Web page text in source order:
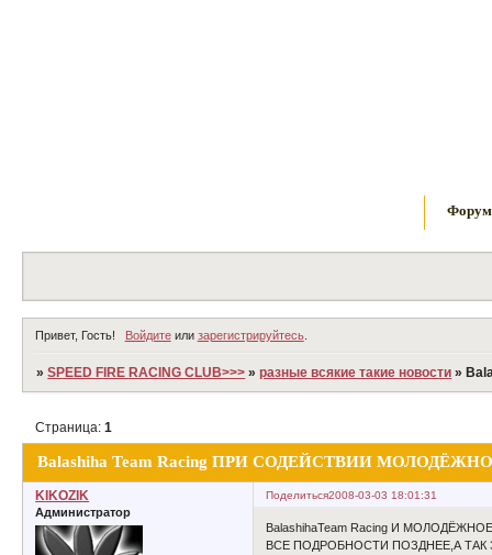
Форум
Привет, Гость! Войдитеили зарегистрируйтесь.
»SPEED FIRE RACING CLUB>>> »разные всякие такие новости »
Balashiha Team Racing ПРИ СОДЕЙСТВИИ
Страница:1
Поделиться2008-03-03 18:01:31
KIKOZIK
Администратор
BalashihaTeam Racing И
ВСЕ ПОДРОБНОСТИ ПОЗДНЕЕ,А ТАК